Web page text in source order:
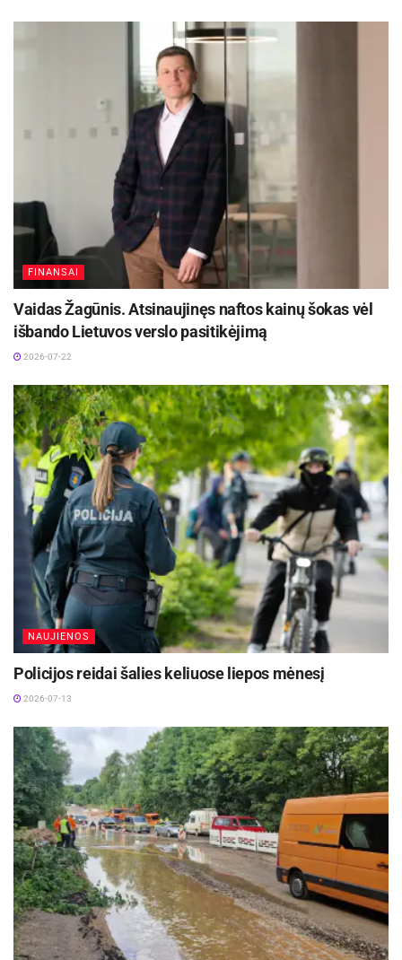
naujasis Panevėžio fotografijos galerijos parodų
kuratorius Sigitas Laurinavičius.
Ryšių su visuomene skyriaus ir Dailės galerijos
FINANSAI
Vaidas Žagūnis. Atsinaujinęs naftos kainų šokas vėl
išbando Lietuvos verslo pasitikėjimą
2026-07-22
NAUJIENOS
Policijos reidai šalies keliuose liepos mėnesį
2026-07-13